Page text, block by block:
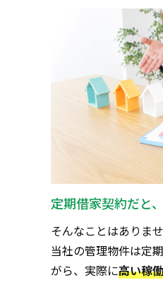
定期借家契約だと
そんなことはありませ
当社の管理物件は定
がら、実際に高い稼